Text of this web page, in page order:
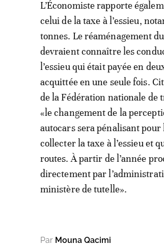
L’Économiste rapporte
celui de la taxe à l’essieu,
tonnes. Le réaménagement
devraient connaître les
l’essieu qui était payée en
acquittée en une seule fois.
de la Fédération nationale de
«le changement de la
autocars sera pénalisant
collecter la taxe à l’essieu et
routes. À partir de l’année
directement par
ministère de tutelle».
Par Mouna Qacimi